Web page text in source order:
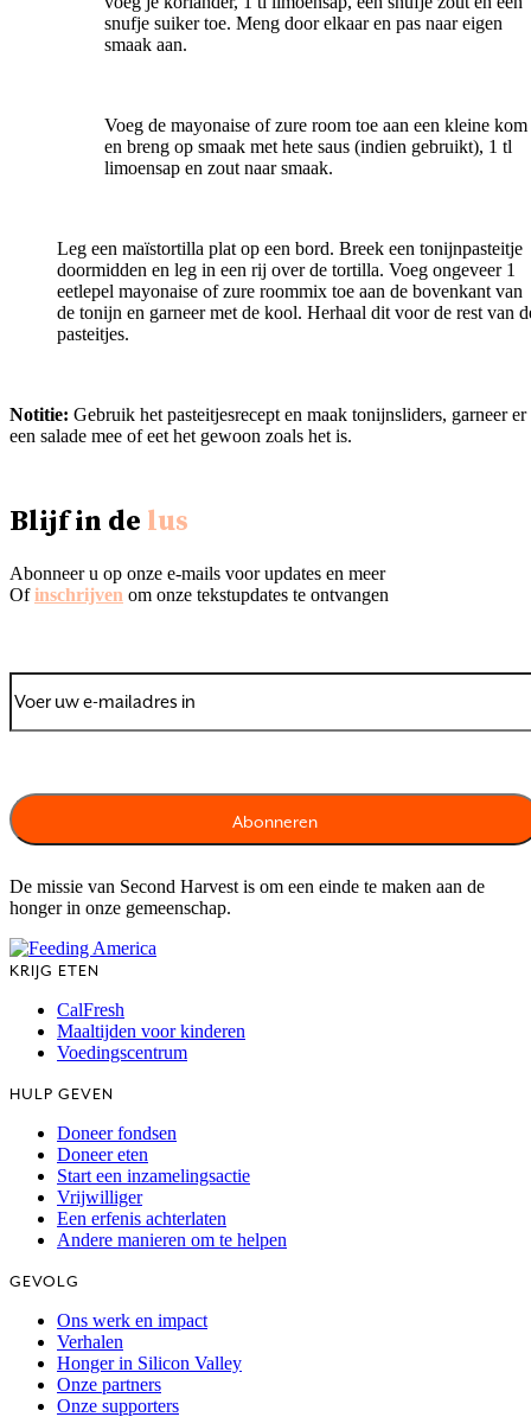
snufje suiker toe. Meng door elkaar en pas naar eigen
smaak aan.
Voeg de mayonaise of zure room toe aan een kleine kom
en breng op smaak met hete saus (indien gebruikt), 1 tl
limoensap en zout naar smaak.
Leg een maïstortilla plat op een bord. Breek een tonijnpasteitje
doormidden en leg in een rij over de tortilla. Voeg ongeveer 1
eetlepel mayonaise of zure roommix toe aan de bovenkant van
de tonijn en garneer met de kool. Herhaal dit voor de rest van
pasteitjes.
Notitie: Gebruik het pasteitjesrecept en maak tonijnsliders, garneer er
een salade mee of eet het gewoon zoals het is.
Blijf in de lus
Abonneer u op onze e-mails voor updates en meer
Ofinschrijven om onze tekstupdates te ontvangen
De missie van Second Harvest is om een einde te maken aan de
honger in onze gemeenschap.
KRIJG ETEN
CalFresh
Maaltijden voor kinderen
Voedingscentrum
HULP GEVEN
Doneer fondsen
Doneer eten
Start een inzamelingsactie
Vrijwilliger
Een erfenis achterlaten
Andere manieren om te helpen
GEVOLG
Ons werk en impact
Verhalen
Honger in Silicon Valley
Onze partners
Onze supporters